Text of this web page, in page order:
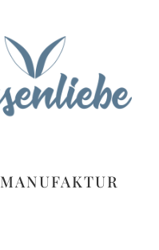
MANUFAKTUR